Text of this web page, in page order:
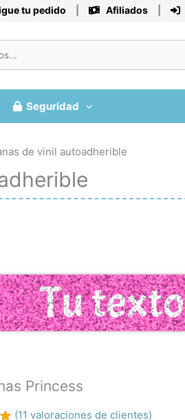
tu pedido Afiliados
Seguridad
de vinil autoadherible
Tu texto
Princess
(11 valoraciones de clientes)